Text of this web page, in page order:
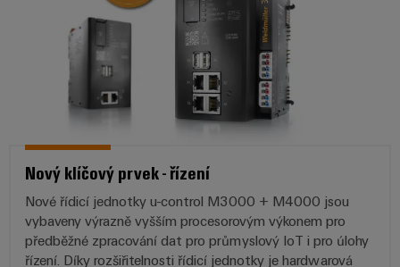
Nový klíčový prvek - řízení
Nové řídicí jednotky u-control M3000 + M4000 jsou
vybaveny výrazně vyšším procesorovým výkonem pro
předběžné zpracování dat pro průmyslový IoT i pro úlohy
řízení. Díky rozšiřitelnosti řídicí jednotky je hardwarová